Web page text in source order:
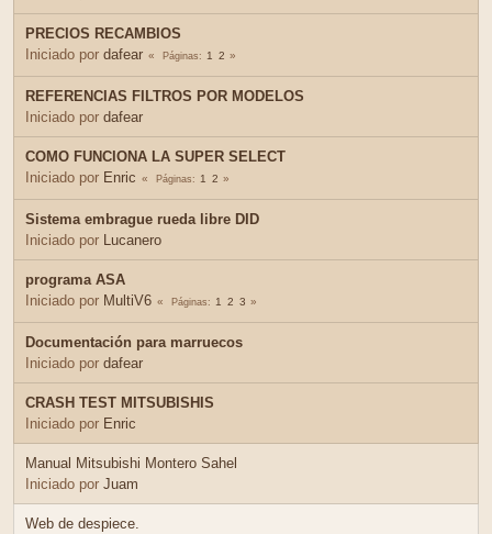
PRECIOS RECAMBIOS
Iniciado por dafear Páginas 1 2
REFERENCIAS FILTROS POR MODELOS
Iniciado por dafear
COMO FUNCIONA LA SUPER SELECT
Iniciado por Enric Páginas 1 2
Sistema embrague rueda libre DID
Iniciado por Lucanero
programa ASA
Iniciado por MultiV6 Páginas 1 2 3
Documentación para marruecos
Iniciado por dafear
CRASH TEST MITSUBISHIS
Iniciado por Enric
Manual Mitsubishi Montero Sahel
Iniciado por Juam
Web de despiece.